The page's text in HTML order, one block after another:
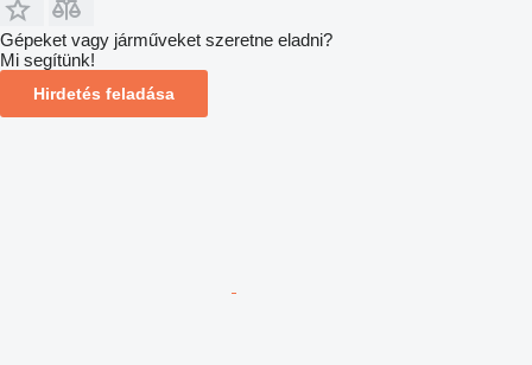
Gépeket vagy járműveket szeretne eladni?
Mi segítünk!
Hirdetés feladása